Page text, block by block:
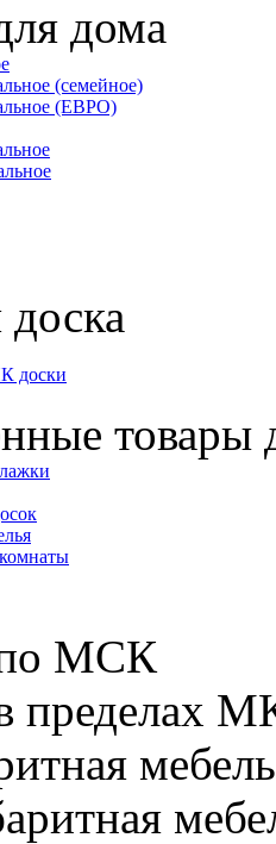
дома
(семейное)
(ЕВРО)
доска
доски
товары
по МСК
пределах